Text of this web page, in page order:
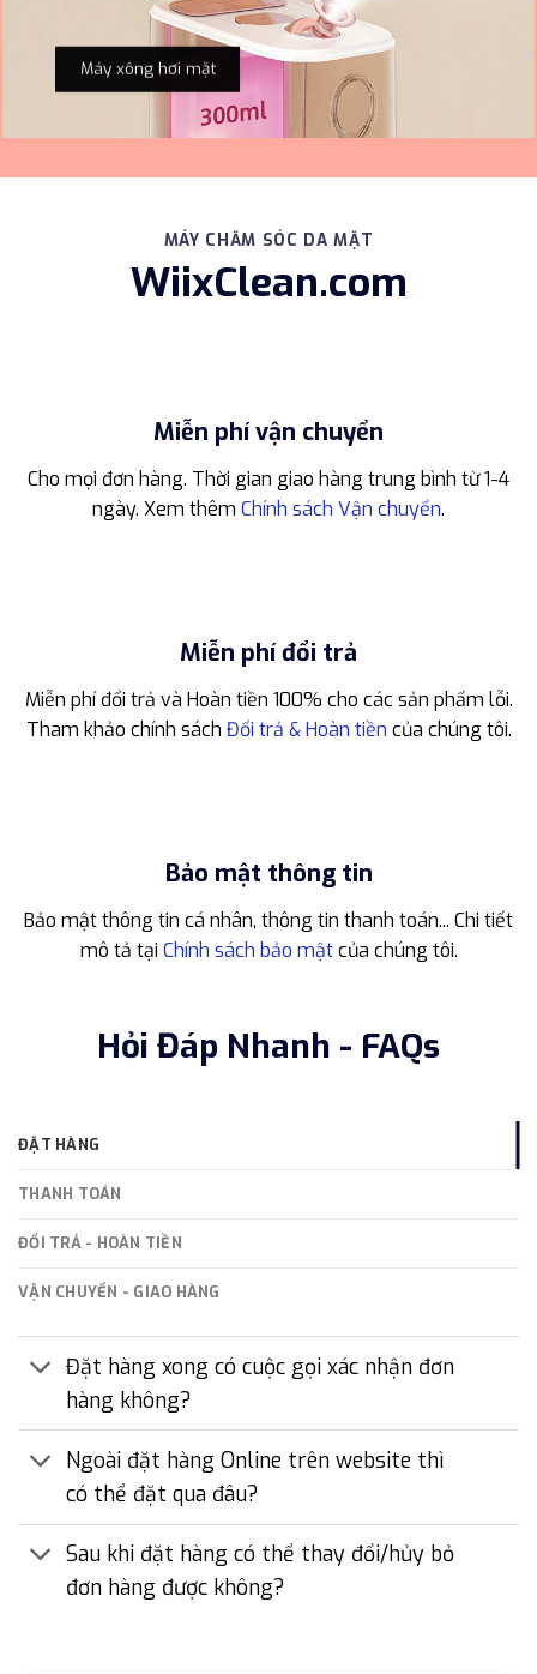
Máy xông hơi mặt
MÁY CHĂM SÓC DA MẶT
WiixClean.com
Miễn phí vận chuyển
Cho mọi đơn hàng. Thời gian giao hàng trung bình từ 1-4
ngày. Xem thêm Chính sách Vận chuyển.
Miễn phí đổi trả
Miễn phí đổi trả và Hoàn tiền 100% cho các sản phẩm lỗi.
Tham khảo chính sách Đổi trả & Hoàn tiền của chúng tôi.
Bảo mật thông tin
Bảo mật thông tin cá nhân, thông tin thanh toán... Chi tiết
mô tả tại Chính sách bảo mậtcủa chúng tôi.
Hỏi Đáp Nhanh - FAQs
ĐẶT HÀNG
THANH TOÁN
ĐỔI TRẢ - HOÀN TIỀN
VẬN CHUYỂN - GIAO HÀNG
Đặt hàng xong có cuộc gọi xác nhận đơn
hàng không?
Ngoài đặt hàng Online trên website thì
có thể đặt qua đâu?
Sau khi đặt hàng có thể thay đổi/hủy bỏ
đơn hàng được không?